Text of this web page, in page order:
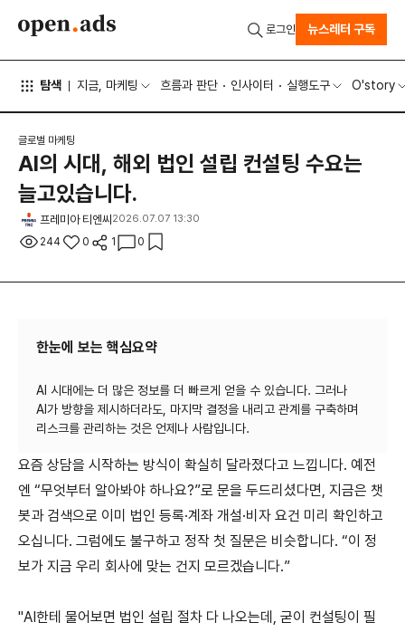
탐색 지금, 마케팅 흐름과 판단 인사이터 실행도구 O'story
로그인 뉴스레터 구독
글로벌 마케팅
AI의 시대, 해외 법인 설립 컨설팅 수요는
늘고있습니다.
프레미아 티엔씨 2026.07.07 13:30
244 0 1 0
한눈에 보는 핵심요약
AI 시대에는 더 많은 정보를 더 빠르게 얻을 수 있습니다. 그러나
AI가 방향을 제시하더라도, 마지막 결정을 내리고 관계를 구축하며
요즘 상담을 시작하는 방식이 확실히 달라졌다고 느낍니다. 예전
엔 “무엇부터 알아봐야 하나요?”로 문을 두드리셨다면, 지금은 챗
봇과 검색으로 이미 법인 등록·계좌 개설·비자 요건 미리 확인하고
오십니다. 그럼에도 불구하고 정작 첫 질문은 비슷합니다. “이 정
보가 지금 우리 회사에 맞는 건지 모르겠습니다.”
"AI한테 물어보면 법인 설립 절차 다 나오는데, 굳이 컨설팅이 필